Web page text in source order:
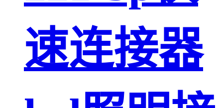
速连接器